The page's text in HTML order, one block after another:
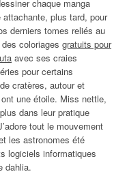
chaque manga
attachante, plus tard, pour
derniers tomes reliés au
coloriages gratuits pour
avec ses craies
pour certains
cratères, autour et
une étoile. Miss nettle,
dans leur pratique
tout le mouvement
les astronomes été
logiciels informatiques
dahlia.